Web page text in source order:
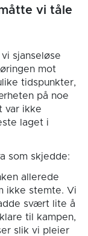
vi tåle
sjanseløse
mot
tidspunkter,
på noe
var ikke
laget i
som skjedde:
allerede
ikke stemte. Vi
svært lite å
til kampen,
slik vi pleier